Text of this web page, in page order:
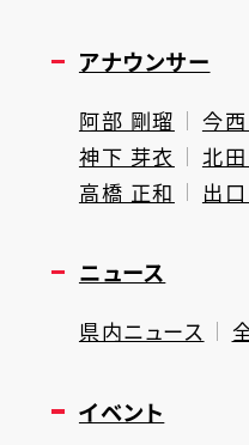
アナウンサー
阿部 剛瑠 今
神下 芽衣
北
高橋 正和
出
ニュース
県内ニュース
イベント